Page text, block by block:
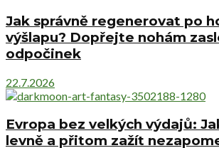
Jak správně regenerovat po
výšlapu? Dopřejte nohám
odpočinek
22.7.2026
Evropa bez velkých výdajů:
levně a přitom zažít